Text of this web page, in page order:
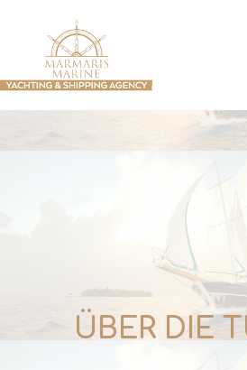
ÜBER DIE